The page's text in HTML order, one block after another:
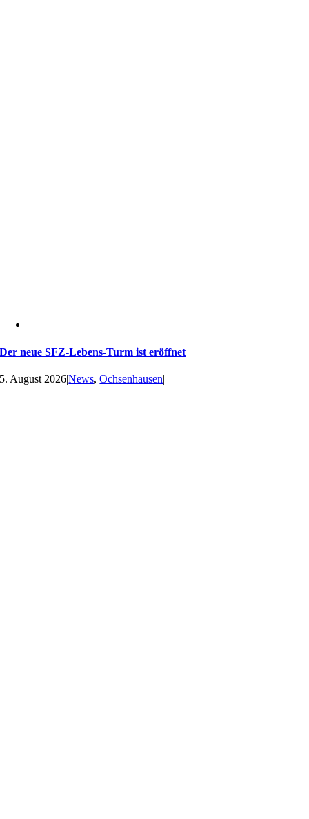
Der neue SFZ-Lebens-Turm ist eröffnet
5. August 2026|News,Ochsenhausen|